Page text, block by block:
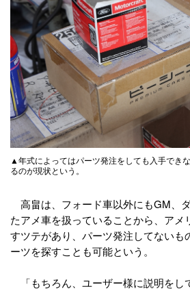
▲年式によってはパーツ発注をしても入手でき
るのが現状という。
高畠は、フォード車以外にもGM、
たアメ車を扱っていることから、アメ
すツテがあり、パーツ発注してないも
ーツを探すことも可能という。
「もちろん、ユーザー様に説明をし